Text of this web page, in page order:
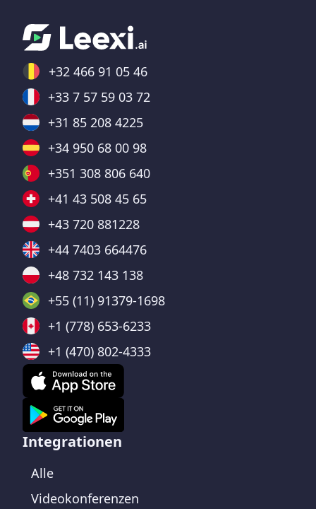
+32 466 91 05 46
+33 7 57 59 03 72
+31 85 208 4225
+34 950 68 00 98
+351 308 806 640
+41 43 508 45 65
+43 720 881228
+44 7403 664476
+48 732 143 138
+55 (11) 91379-1698
+1 (778) 653-6233
+1 (470) 802-4333
Integrationen
Alle
Videokonferenzen